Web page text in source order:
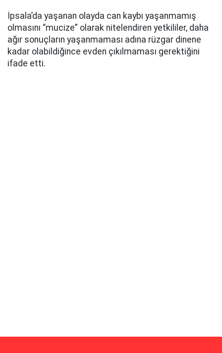
İpsala’da yaşanan olayda can kaybı yaşanmamış
olmasını “mucize” olarak nitelendiren yetkililer, daha
ağır sonuçların yaşanmaması adına rüzgar dinene
kadar olabildiğince evden çıkılmaması gerektiğini
ifade etti.